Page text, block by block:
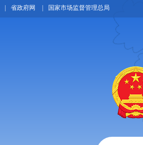
省政府网 国家市场监督管理总局